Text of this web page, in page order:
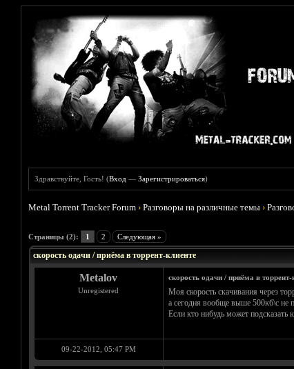
Здравствуйте, Гость! (Вход —Зарегистрироваться)
Metal Torrent Tracker Forum ›Разговоры на различные темы ›
Страницы (2): 1 2 Следующая »Голосов: 0 - Средняя оценка: 0
1
2
3
4
5
скорость одачи / приёма в торрент-клиенте
Metalov
Unregistered
скорость одачи / приёма в торрент-
Моя скорость скачивания через
а сегодня вообще выше 500кб\с не
Если кто нибудь может подсказать
09-22-2012, 05:47 PM